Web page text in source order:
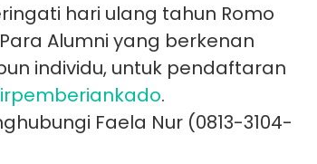
hari ulang tahun Romo
Alumni yang berkenan
individu, untuk pendaftaran
.
Faela Nur (0813-3104-